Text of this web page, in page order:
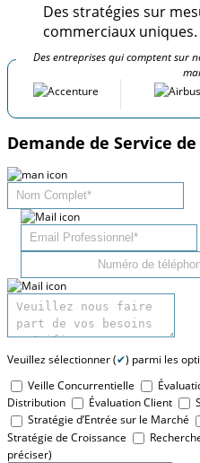
Des stratégies sur
commerciaux uniques.
Des entreprises qui comptent sur
Demande de Service
Veuillez sélectionner (✔) parmi les
Veille Concurrentielle
Distribution
Évaluation Client
Stratégie d’Entrée sur le Marché
Stratégie de Croissance
préciser)